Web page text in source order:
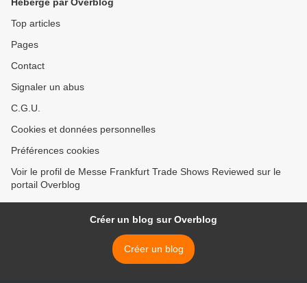
Top articles
Pages
Contact
Signaler un abus
C.G.U.
Cookies et données personnelles
Préférences cookies
Voir le profil de Messe Frankfurt Trade Shows Reviewed sur le
portail Overblog
Créer un blog sur Overblog
Créer un blog